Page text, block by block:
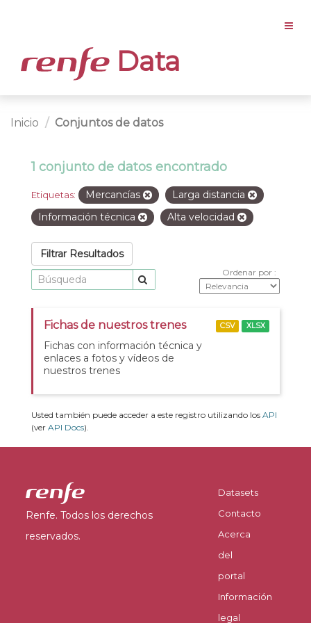
Data
Inicio Conjuntos de datos
1 conjunto de datos encontrado
Etiquetas: Mercancías
Larga distancia
Información técnica
Alta velocidad
Filtrar Resultados
Ordenar por
Fichas de nuestros trenes
Fichas con información técnica y
enlaces a fotos y vídeos de
nuestros trenes
CSV XLSX
Usted también puede acceder a este registro utilizando los API
(ver API Docs).
Renfe. Todos los derechos
reservados.
Datasets
Contacto
Acerca
del
portal
Información
legal